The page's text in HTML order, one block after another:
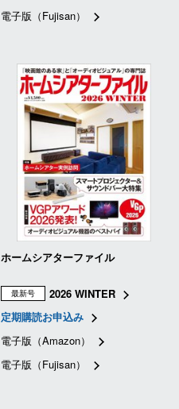
電子版（Fujisan）
ホームシアターファイル
最新号
2026 WINTER
定期購読お申込み
電子版（Amazon）
電子版（Fujisan）